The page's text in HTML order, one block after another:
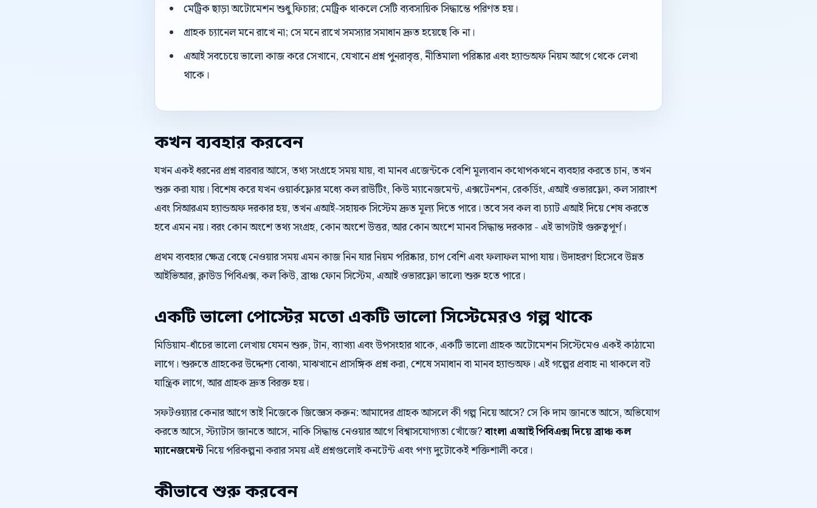
মেট্রিক ছাড়া অটোমেশন শুধু ফিচার; মেট্রিক থাকলে সেটি ব্যবসায়িক সিদ্ধান্তে পরিণত হয়।
গ্রাহক চ্যানেল মনে রাখে না; সে মনে রাখে সমস্যার সমাধান দ্রুত হয়েছে কি না।
এআই সবচেয়ে ভালো কাজ করে সেখানে, যেখানে প্রশ্ন পুনরাবৃত্ত, নীতিমালা পরিষ্কার এবং হ্যান্ডঅফ নিয়ম আগে থেকে লেখা
থাকে।
কখন ব্যবহার করবেন
যখন একই ধরনের প্রশ্ন বারবার আসে, তথ্য সংগ্রহে সময় যায়, বা মানব এজেন্টকে বেশি মূল্যবান কথোপকথনে ব্যবহার করতে চান, তখন
শুরু করা যায়। বিশেষ করে যখন ওয়ার্কফ্লোর মধ্যে কল রাউটিং, কিউ ম্যানেজমেন্ট, এক্সটেনশন, রেকর্ডিং, এআই ওভারফ্লো, কল সারাংশ
এবং সিআরএম হ্যান্ডঅফ দরকার হয়, তখন এআই-সহায়ক সিস্টেম দ্রুত মূল্য দিতে পারে। তবে সব কল বা চ্যাট এআই দিয়ে শেষ করতে
হবে এমন নয়। বরং কোন অংশে তথ্য সংগ্রহ, কোন অংশে উত্তর, আর কোন অংশে মানব সিদ্ধান্ত দরকার - এই ভাগটাই গুরুত্বপূর্ণ।
প্রথম ব্যবহার ক্ষেত্র বেছে নেওয়ার সময় এমন কাজ নিন যার নিয়ম পরিষ্কার, চাপ বেশি এবং ফলাফল মাপা যায়। উদাহরণ হিসেবে উন্নত
আইভিআর, ক্লাউড পিবিএক্স, কল কিউ, ব্রাঞ্চ ফোন সিস্টেম, এআই ওভারফ্লো ভালো শুরু হতে পারে।
একটি ভালো পোস্টের মতো একটি ভালো সিস্টেমেরও গল্প থাকে
মিডিয়াম-ধাঁচের ভালো লেখায় যেমন শুরু, টান, ব্যাখ্যা এবং উপসংহার থাকে, একটি ভালো গ্রাহক অটোমেশন সিস্টেমেও একই কাঠামো
লাগে। শুরুতে গ্রাহকের উদ্দেশ্য বোঝা, মাঝখানে প্রাসঙ্গিক প্রশ্ন করা, শেষে সমাধান বা মানব হ্যান্ডঅফ। এই গল্পের প্রবাহ না থাকলে বট
যান্ত্রিক লাগে, আর গ্রাহক দ্রুত বিরক্ত হয়।
সফটওয়্যার কেনার আগে তাই নিজেকে জিজ্ঞেস করুন: আমাদের গ্রাহক আসলে কী গল্প নিয়ে আসে? সে কি দাম জানতে আসে, অভিযোগ
করতে আসে, স্ট্যাটাস জানতে আসে, নাকি সিদ্ধান্ত নেওয়ার আগে বিশ্বাসযোগ্যতা খোঁজে?বাংলা এআই পিবিএক্স দিয়ে ব্রাঞ্চ কল
ম্যানেজমেন্টনিয়ে পরিকল্পনা করার সময় এই প্রশ্নগুলোই কনটেন্ট এবং পণ্য দুটোকেই শক্তিশালী করে।
কীভাবে শুরু করবেন